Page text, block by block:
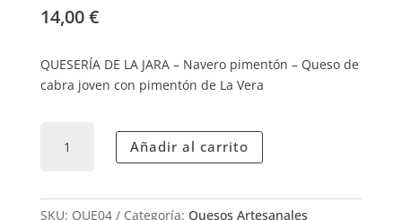
14,00€
QUESERÍA DE LA JARA – Navero pimentón – Queso de
cabra joven con pimentón de La Vera
-
Añadir al carrito
SKU: QUE04 Categoría: Quesos Artesanales